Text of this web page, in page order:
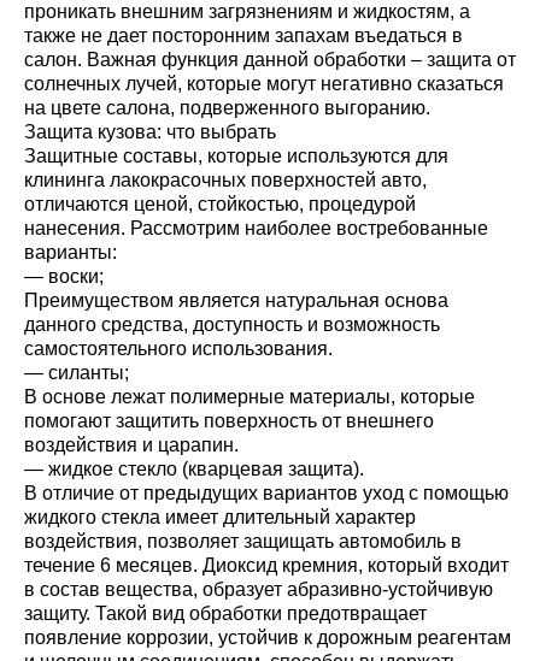
проникать внешним загрязнениям и жидкостям, а
также не дает посторонним запахам въедаться в
салон. Важная функция данной обработки – защита от
солнечных лучей, которые могут негативно сказаться
на цвете салона, подверженного выгоранию.
Защита кузова: что выбрать
Защитные составы, которые используются для
клининга лакокрасочных поверхностей авто,
отличаются ценой, стойкостью, процедурой
нанесения. Рассмотрим наиболее востребованные
варианты:
— воски;
Преимуществом является натуральная основа
данного средства, доступность и возможность
самостоятельного использования.
— силанты;
В основе лежат полимерные материалы, которые
помогают защитить поверхность от внешнего
воздействия и царапин.
— жидкое стекло (кварцевая защита).
В отличие от предыдущих вариантов уход с помощью
жидкого стекла имеет длительный характер
воздействия, позволяет защищать автомобиль в
течение 6 месяцев. Диоксид кремния, который входит
в состав вещества, образует абразивно-устойчивую
защиту. Такой вид обработки предотвращает
появление коррозии, устойчив к дорожным реагентам